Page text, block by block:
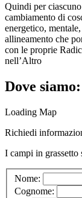
Quindi per
cambiamento di
energetico,
allineamento che
con le proprie
nell’Altro
Dove siamo:
Loading Map
Richiedi
I campi in grassetto
Nome:
Cognome: